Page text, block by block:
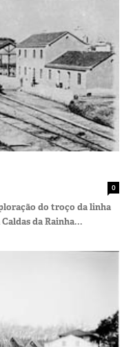
0
do troço da linha
da Rainha...